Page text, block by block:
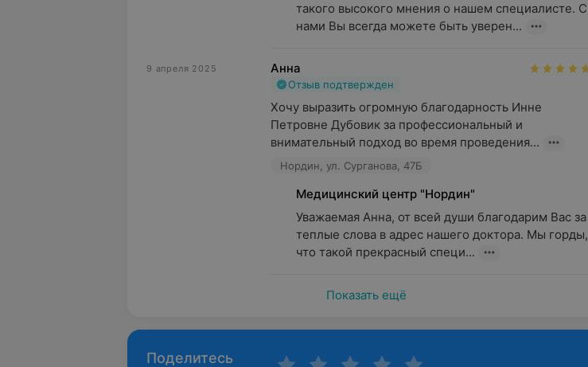
такого высокого мнения о нашем специалисте. С
нами Вы всегда можете быть уверен...
9 апреля 2025 Анна
Отзыв подтвержден
Хочу выразить огромную благодарность Инне
Петровне Дубовик за профессиональный и
внимательный подход во время проведения...
Нордин, ул. Сурганова, 47Б
Медицинский центр "Нордин"
Уважаемая Анна, от всей души благодарим Вас за
теплые слова в адрес нашего доктора. Мы горды,
что такой прекрасный специ...
Показать ещё
Поделитесь